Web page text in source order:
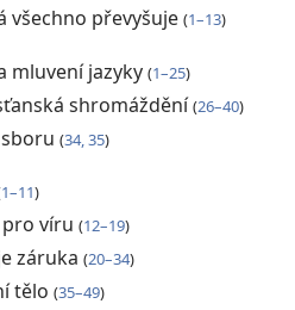
všechno převyšuje (1–13)
mluvení jazyky (1–25)
shromáždění(26–40)
(34, 35)
1–11)
víru (12–19)
záruka (20–34)
tělo (35–49)